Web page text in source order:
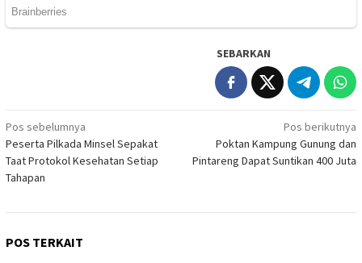
SEBARKAN
Navigasi
pos
Pos sebelumnya
Peserta Pilkada Minsel Sepakat
Taat Protokol Kesehatan Setiap
Tahapan
Pos berikutnya
Poktan Kampung Gunung dan
Pintareng Dapat Suntikan 400 Juta
POS TERKAIT